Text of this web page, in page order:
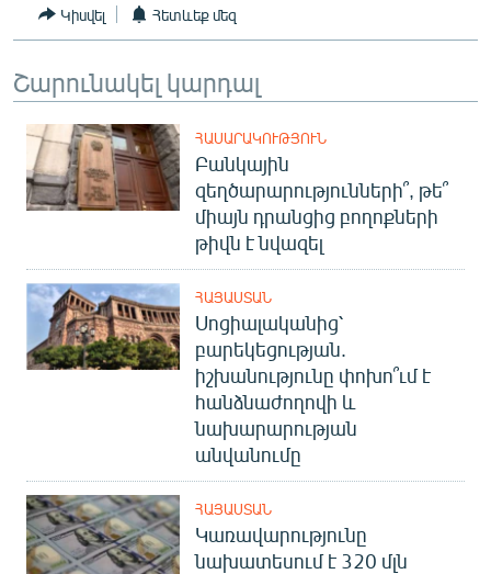
Հայերեն
English
ՀԵՏԵՎԵՔ ՄԵԶ
«Ազատության» բոլոր կայքերը
Կիսվել Հետևեք մեզ
Շարունակել կարդալ
ՀԱՍԱՐԱԿՈՒԹՅՈՒՆ
Բանկային
զեղծարարությունների՞, թե՞
միայն դրանցից բողոքների
թիվն է նվազել
ՀԱՅԱՍՏԱՆ
Սոցիալականից՝
բարեկեցության.
իշխանությունը փոխո՞ւմ է
հանձնաժողովի և
նախարարության
անվանումը
ՀԱՅԱՍՏԱՆ
Կառավարությունը
նախատեսում է 320 մլն